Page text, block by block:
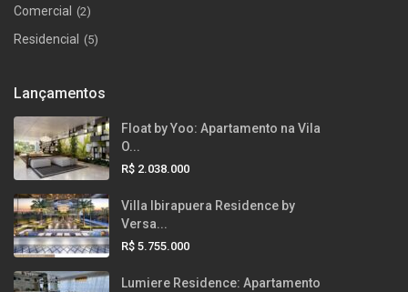
Comercial (2)
Residencial (5)
Lançamentos
Float by Yoo: Apartamento na Vila
O...
R$ 2.038.000
Villa Ibirapuera Residence by
Versa...
R$ 5.755.000
Lumiere Residence: Apartamento